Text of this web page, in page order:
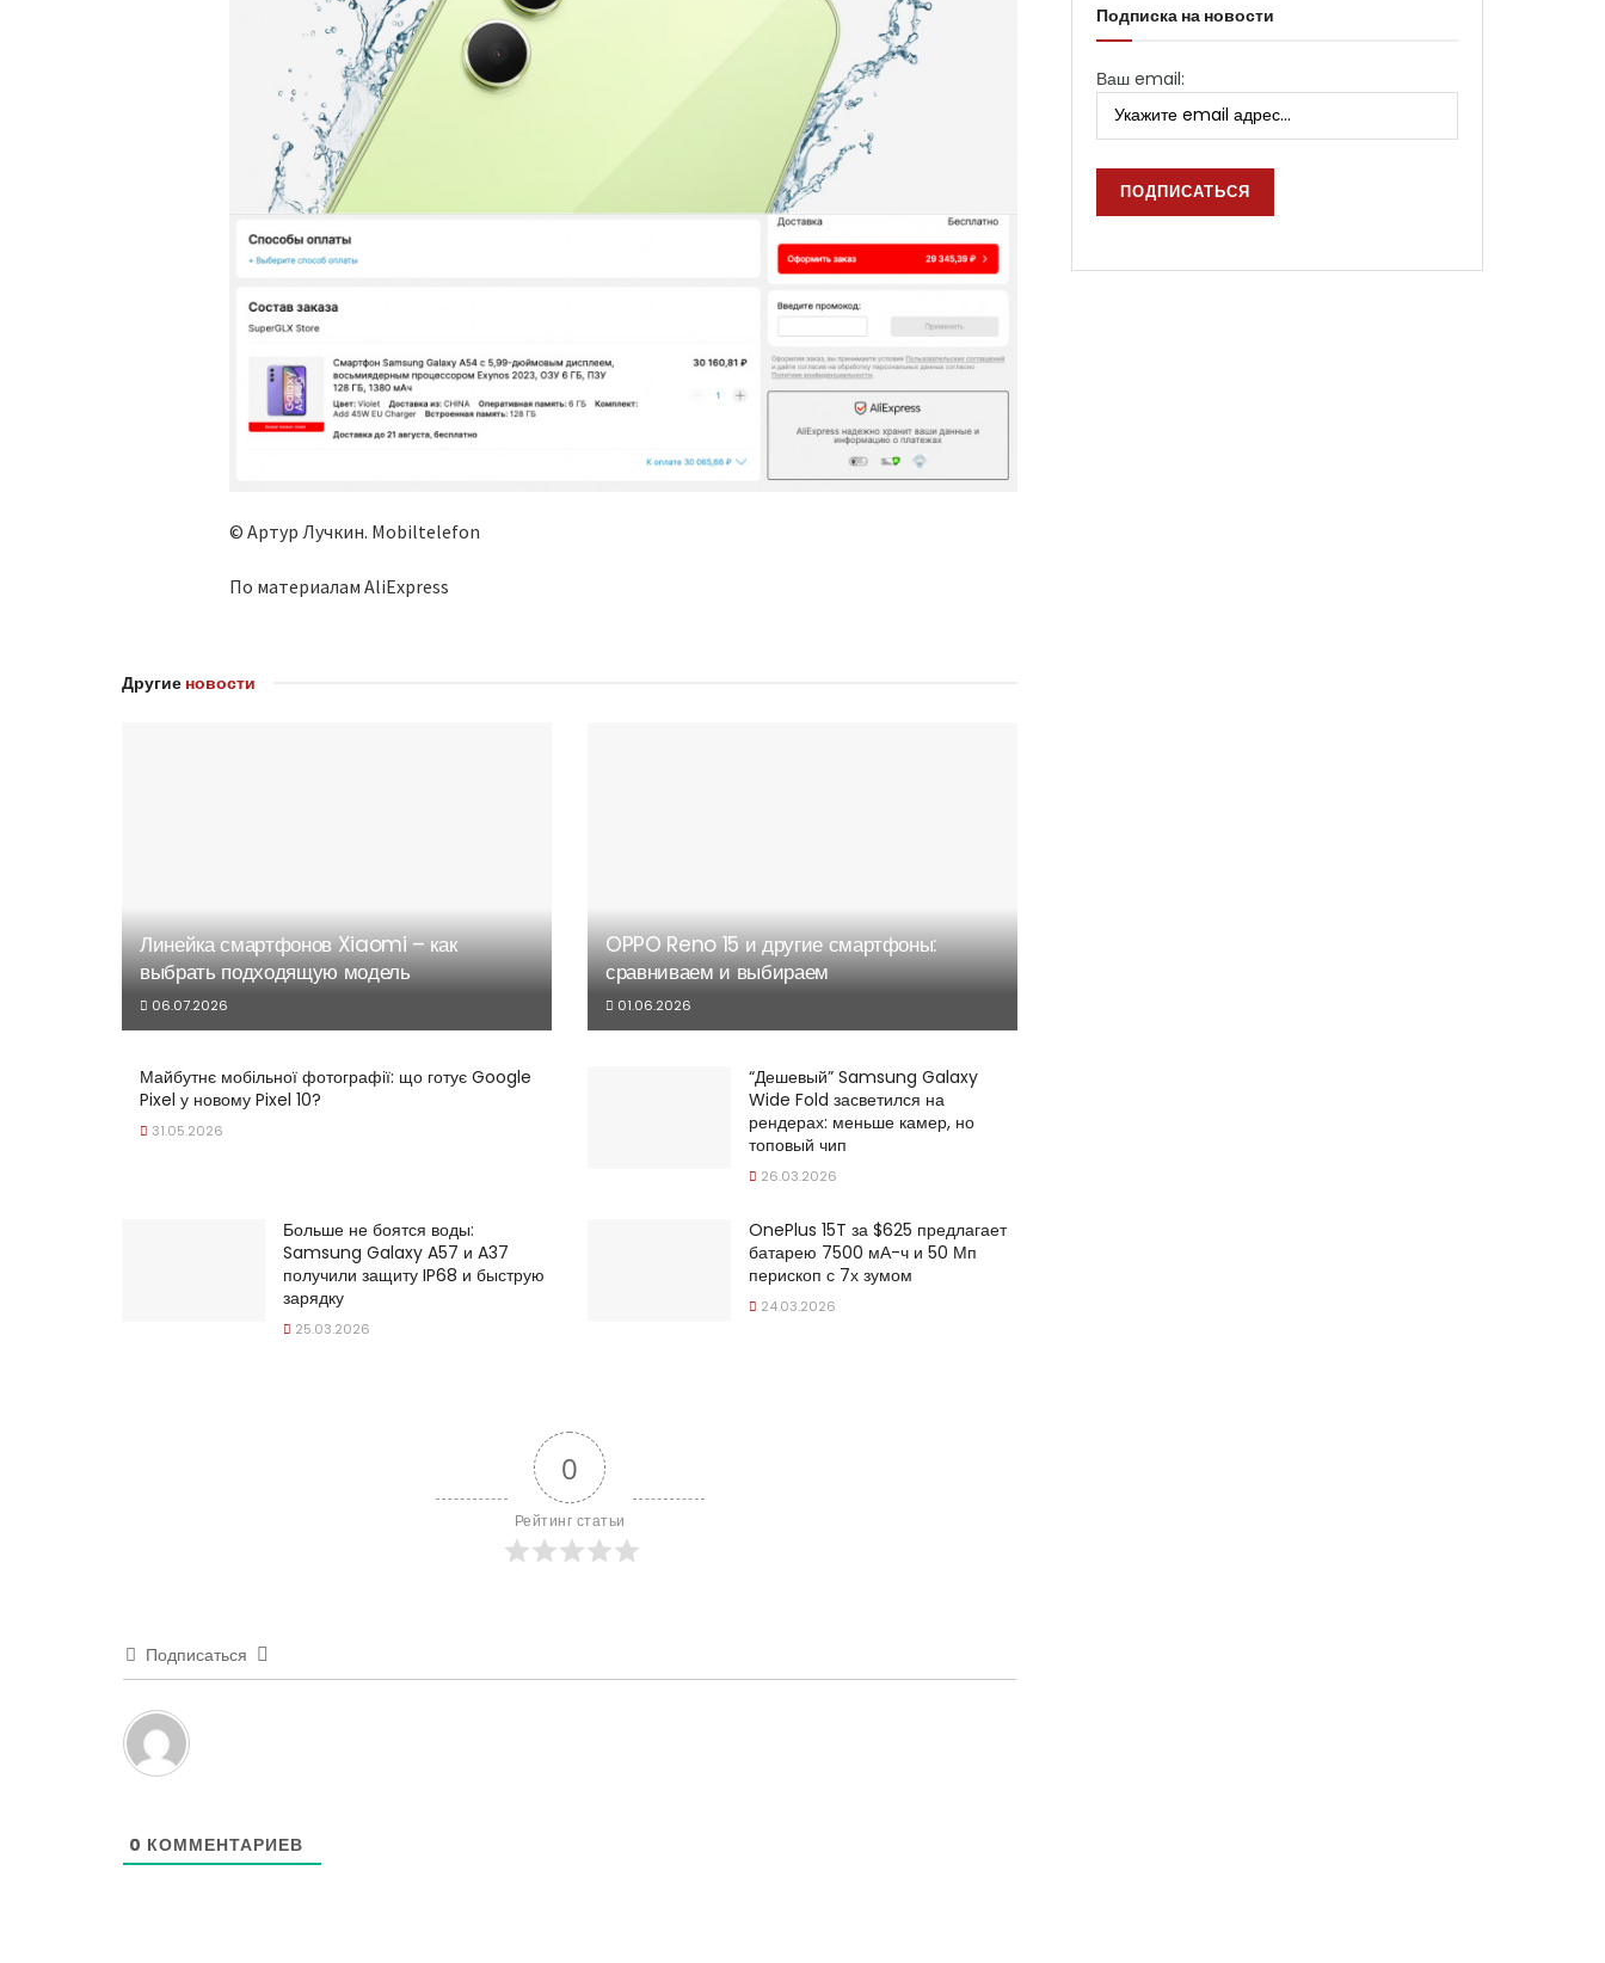
© Артур Лучкин. Mobiltelefon
По материалам AliExpress
Другие новости
Линейка смартфонов Xiaomi – как
выбрать подходящую модель
06.07.2026
OPPO Reno 15 и другие смартфоны:
сравниваем и выбираем
01.06.2026
Майбутнє мобільної фотографії: що готує Google
Pixel у новому Pixel 10?
31.05.2026
“Дешевый” Samsung Galaxy
Wide Fold засветился на
рендерах: меньше камер, но
топовый чип
26.03.2026
Больше не боятся воды:
Samsung Galaxy A57 и A37
получили защиту IP68 и быструю
зарядку
25.03.2026
OnePlus 15T за $625 предлагает
батарею 7500 мА-ч и 50 Мп
перископ с 7х зумом
24.03.2026
0
Рейтинг статьи
Подписаться
0 КОММЕНТАРИЕВ
Подписка на новости
Ваш email: